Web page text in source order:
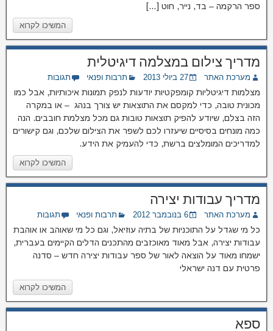
ספר הרקמה – בד, נייר, חוט […]
המשיכו לקרוא
מדריך צילום במצלמה דיגיטלית
מערכת האתר 27 ביולי 2013 תרבות ופנאי תגובות
מצלמות דיגיטליות קומפקטיות יודעות לנפק תמונות איכותיות, אבל כמו
מכונית טובה, כדי למקסם את התוצאות יש צורך בנהג – או במקרה
הזה בצלם, שיודע להפיק תוצאות טובות גם מכל מצלמת חובבים. הנה
כמה מונחים בסיסיים שיעזרו לכם לשפר את הצילום שלכם, וגם קישורים
למדריכים המומלצים ברשת, כדי להעמיק את הידע.
המשיכו לקרוא
מדריך עבודות יצירה
מערכת האתר 6 בנובמבר 2012 תרבות ופנאי תגובות
כל מי שגדל על התוכניות של בתיה עוזיאל, וגם כל מי שאוהב או אוהבת
עבודות יצירה, אבל מאוד מאוכזבים מהתכנים הדלים הקיימים בעברית,
ישמחו מאוד על הוצאה לאור של ספר עבודות יצירה חדש – סדנה
פרטית עם דנה ישראלי
המשיכו לקרוא
ספא